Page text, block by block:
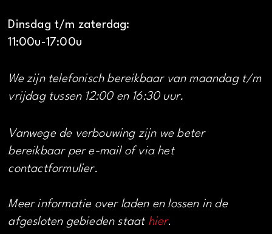
Dinsdag t/m zaterdag:
11:00u-17:00u
We zijn telefonisch bereikbaar van maandag t/m
vrijdag tussen 12:00 en 16:30 uur.
Vanwege de verbouwing zijn we beter
bereikbaar per e-mail of via het
contactformulier.
Meer informatie over laden en lossen in de
afgesloten gebieden staat hier.